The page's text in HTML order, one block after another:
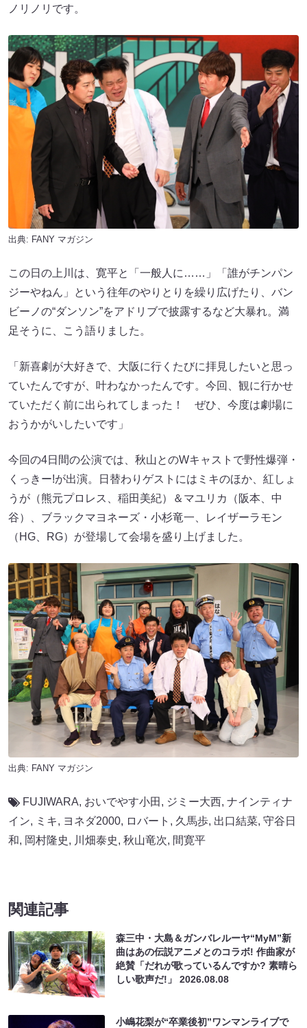
ノリノリです。
出典: FANY マガジン
この日の上川は、寛平と「一般人に……」「誰がチンパン
ジーやねん」という往年のやりとりを繰り広げたり、バン
ビーノの“ダンソン”をアドリブで披露するなど大暴れ。満
足そうに、こう語りました。
「新喜劇が大好きで、大阪に行くたびに拝見したいと思っ
ていたんですが、叶わなかったんです。今回、観に行かせ
ていただく前に出られてしまった！ ぜひ、今度は劇場に
おうかがいしたいです」
今回の4日間の公演では、秋山とのWキャストで野性爆弾・
くっきー!が出演。日替わりゲストにはミキのほか、紅しょ
うが（熊元プロレス、稲田美紀）＆マユリカ（阪本、中
谷）、ブラックマヨネーズ・小杉竜一、レイザーラモン
（HG、RG）が登場して会場を盛り上げました。
出典: FANY マガジン
FUJIWARA, おいでやす小田 , ジミー大西, ナインティナ
イン, ミキ, ヨネダ2000, ロバート , 久馬歩, 出口結菜, 守谷日
和, 岡村隆史, 川畑泰史, 秋山竜次, 間寛平
関連記事
森三中・大島＆ガンバレルーヤ“MyM”新
曲はあの伝説アニメとのコラボ! 作曲家が
絶賛「だれが歌っているんですか? 素晴ら
しい歌声だ!」2026.08.08
小嶋花梨が“卒業後初”ワンマンライブで